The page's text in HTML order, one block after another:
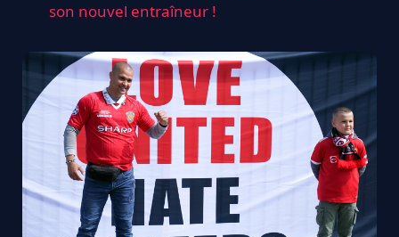
son nouvel entraîneur !